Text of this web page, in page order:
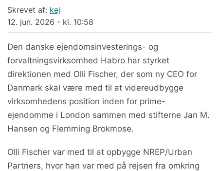
Skrevet af: kej
12. jun. 2026 - kl. 10:58
Den danske ejendomsinvesterings- og
forvaltningsvirksomhed Habro har styrket
direktionen med Olli Fischer, der som ny CEO for
Danmark skal være med til at videreudbygge
virksomhedens position inden for prime-
ejendomme i London sammen med stifterne Jan M.
Hansen og Flemming Brokmose.
Olli Fischer var med til at opbygge NREP/Urban
Partners, hvor han var med på rejsen fra omkring